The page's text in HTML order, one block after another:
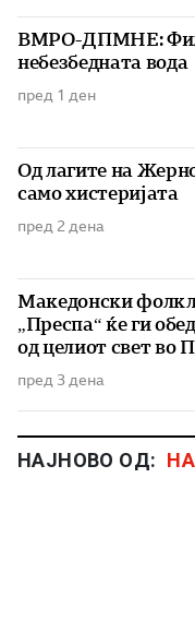
ВМРО-ДПМНЕ:
небезбедната вода
пред 1 ден
Од лагите на
само хистеријата
пред 2 дена
Македонски
„Преспа“ ќе ги
од целиот свет во
пред 3 дена
НАЈНОВО ОД: